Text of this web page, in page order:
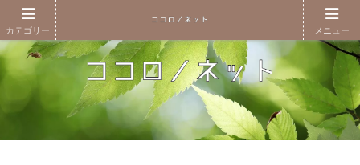
カテゴリー メニュー